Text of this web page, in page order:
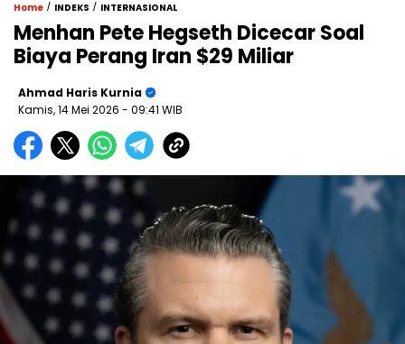
Home / INDEKS / INTERNASIONAL
Menhan Pete Hegseth Dicecar Soal
Biaya Perang Iran $29 Miliar
Ahmad Haris Kurnia
Kamis, 14 Mei 2026 - 09:41 WIB